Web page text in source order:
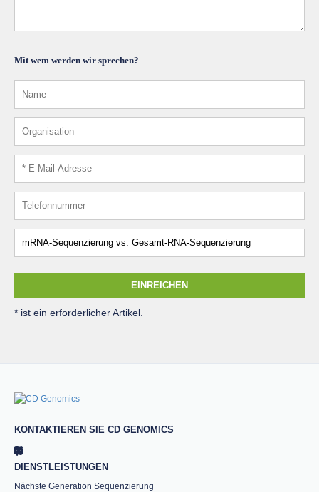
Mit wem werden wir sprechen?
EINREICHEN
* ist ein erforderlicher Artikel.
KONTAKTIEREN SIE CD GENOMICS
DIENSTLEISTUNGEN
Nächste Generation Sequenzierung